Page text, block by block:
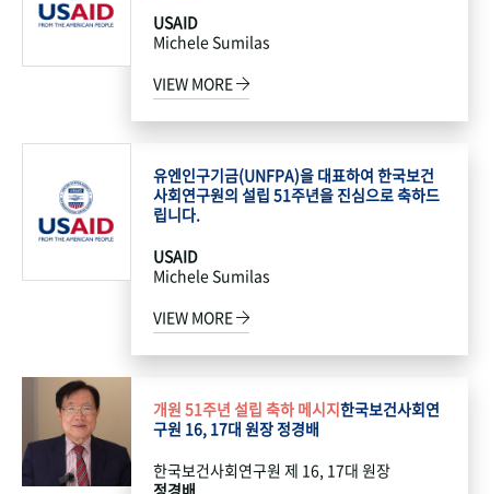
USAID
Michele Sumilas
VIEW MORE
유엔인구기금(UNFPA)을 대표하여 한국보건
사회연구원의 설립 51주년을 진심으로 축하드
립니다.
USAID
Michele Sumilas
VIEW MORE
개원 51주년 설립 축하 메시지한국보건사회연
구원 16, 17대 원장 정경배
한국보건사회연구원 제 16, 17대 원장